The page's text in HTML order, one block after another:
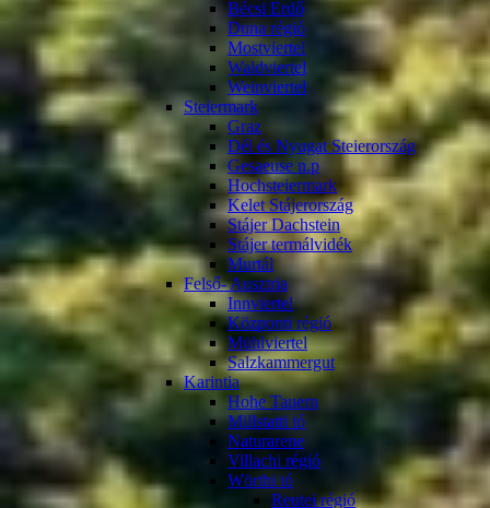
Bécsi Erdő
Duna régió
Mostviertel
Waldviertel
Weinviertel
Steiermark
Graz
Dél és Nyugat Steierország
Gesaeuse n.p
Hochsteiermark
Kelet Stájerország
Stájer Dachstein
Stájer termálvidék
Murtál
Felső- Ausztria
Innviertel
Központi régió
Mühlviertel
Salzkammergut
Karintia
Hohe Tauern
Millstatti tó
Naturarene
Villachi régió
Wörthi tó
Reutei régió